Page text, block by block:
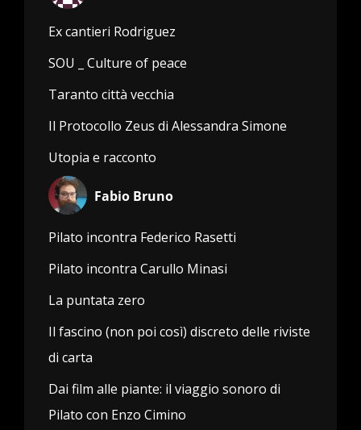
Ex cantieri Rodriguez
SOU _ Culture of peace
Taranto città vecchia
Il Protocollo Zeus di Alessandra Simone
Utopia e racconto
Fabio Bruno
Pilato incontra Federico Rasetti
Pilato incontra Carullo Minasi
La puntata zero
Il fascino (non poi così) discreto delle riviste
di carta
Dai film alle piante: il viaggio sonoro di
Pilato con Enzo Cimino